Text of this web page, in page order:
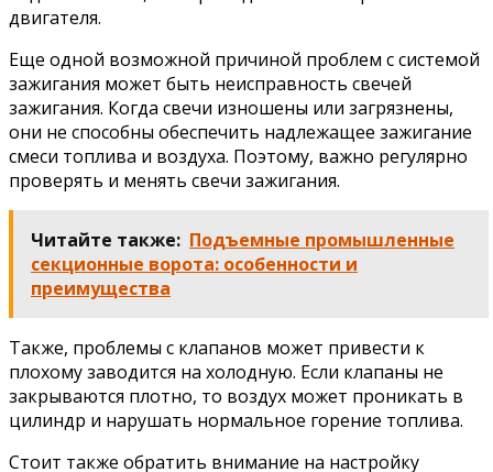
двигателя.
Еще одной возможной причиной проблем с системой
зажигания может быть неисправность свечей
зажигания. Когда свечи изношены или загрязнены,
они не способны обеспечить надлежащее зажигание
смеси топлива и воздуха. Поэтому, важно регулярно
проверять и менять свечи зажигания.
Читайте также: Подъемные промышленные
секционные ворота: особенности и
преимущества
Также, проблемы с клапанов может привести к
плохому заводится на холодную. Если клапаны не
закрываются плотно, то воздух может проникать в
цилиндр и нарушать нормальное горение топлива.
Стоит также обратить внимание на настройку